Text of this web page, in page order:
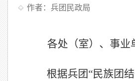
作者：兵团民政局
各处（室）、事业
根据兵团“民族团